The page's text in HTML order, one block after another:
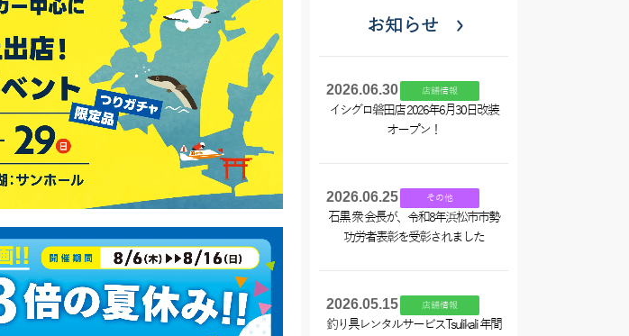
お知らせ
2026.06.30 店舗情報
イシグロ磐田店 2026年6月30日改装
オープン！
2026.06.25 その他
石黒 衆 会長が、令和8年浜松市市勢
功労者表彰を受彰されました
2026.05.15 店舗情報
釣り具レンタルサービスTsulikali 年間